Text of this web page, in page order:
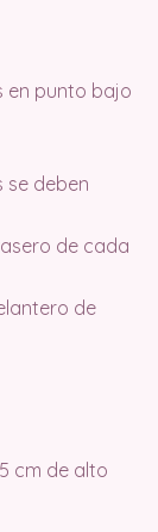
en punto bajo
se deben
de cada
de
cm de alto